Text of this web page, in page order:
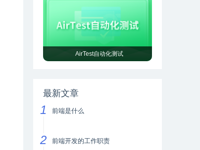
AirTest自动化测试
最新文章
前端是什么
前端开发的工作职责